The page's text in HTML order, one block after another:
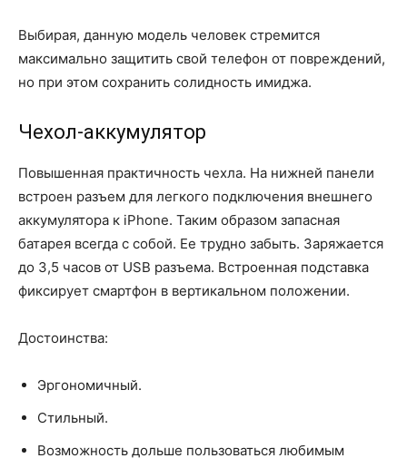
Выбирая, данную модель человек стремится
максимально защитить свой телефон от повреждений,
но при этом сохранить солидность имиджа.
Чехол-аккумулятор
Повышенная практичность чехла. На нижней панели
встроен разъем для легкого подключения внешнего
аккумулятора к iPhone. Таким образом запасная
батарея всегда с собой. Ее трудно забыть. Заряжается
до 3,5 часов от USB разъема. Встроенная подставка
фиксирует смартфон в вертикальном положении.
Достоинства:
Эргономичный.
Стильный.
Возможность дольше пользоваться любимым